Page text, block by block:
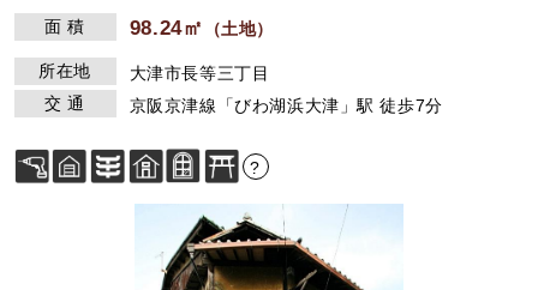
面 積 98.24㎡ （土地）
所在地
大津市長等三丁目
交 通
京阪京津線「びわ湖浜大津」駅 徒歩7分
?